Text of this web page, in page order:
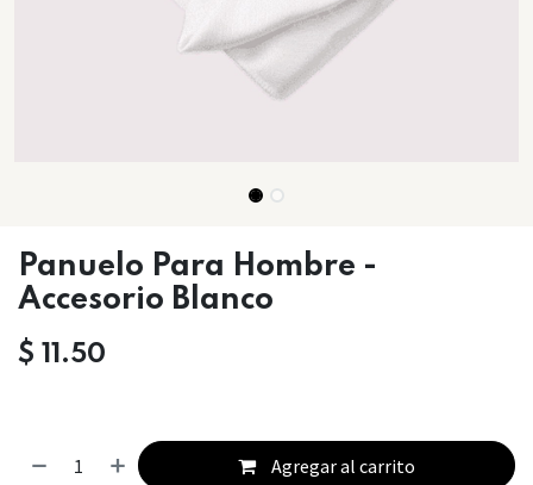
Panuelo Para Hombre -
Accesorio Blanco
$ 11.50
Agregar al carrito